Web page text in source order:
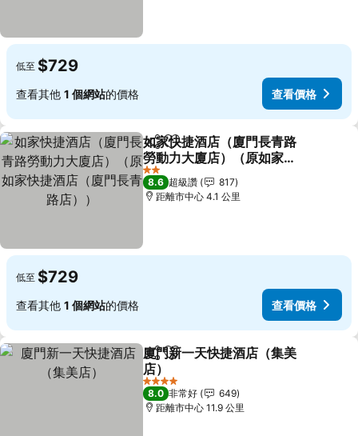
低至 $729
查看其他 1 個網站的價格 查看價格
分享 加入我的最愛
如家快捷酒店（廈門長青路
勞動力大廈店）（原如家快
捷酒店（廈門長青路店））
2 星級
8.6 超級讚
817
距離市中心 4.1 公里
低至 $729
查看其他 1 個網站的價格 查看價格
分享 加入我的最愛
廈門新一天快捷酒店（集美
店）
4 星級
8.0 非常好
649
距離市中心 11.9 公里